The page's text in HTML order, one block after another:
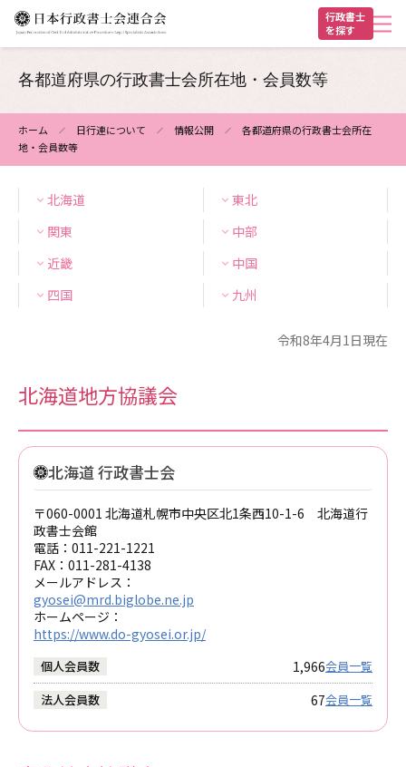
ツ
行政書士
を探す
ヘ
ッ
ダ
ー
各都道府県の行政書士会所在地・会員数等
パ
ン
く
ず
ホーム 日行連について 情報公開
各都道府県の行政書士会所在
地・会員数等
北海道
東北
関東
中部
近畿
中国
四国
九州
令和8年4月1日現在
北海道地方協議会
北海道 行政書士会
〒060-0001 北海道札幌市中央区北1条西10-1-6 北海道行
政書士会館
電話： 011-221-1221
FAX： 011-281-4138
メールアドレス：
gyosei@mrd.biglobe.ne.jp
ホームページ：
https://www.do-gyosei.or.jp/
個人会員数 1,966会員一覧
法人会員数
67会員一覧